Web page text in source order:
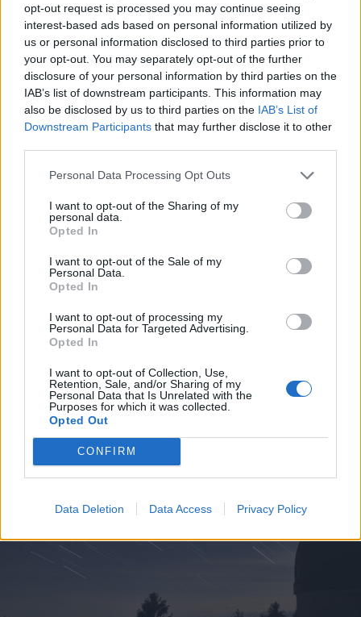
opt-out request is processed you may continue seeing
interest-based ads based on personal information utilized by
us or personal information disclosed to third parties prior to
your opt-out. You may separately opt-out of the further
disclosure of your personal information by third parties on the
IAB’s list of downstream participants. This information may
also be disclosed by us to third parties on the IAB’s List of
Downstream Participants that may further disclose it to other
Personal Data Processing Opt Outs
I want to opt-out of the Sharing of my
personal data.
Opted In
I want to opt-out of the Sale of my
Personal Data.
Opted In
I want to opt-out of processing my
Personal Data for Targeted Advertising.
Opted In
I want to opt-out of Collection, Use,
Retention, Sale, and/or Sharing of my
Personal Data that Is Unrelated with the
Purposes for which it was collected.
Opted Out
CONFIRM
Data Deletion Data Access Privacy Policy
Accedioregistratiper commentare questo
articolo.
L'email è richiesta ma non verrà mostrata ai visitatori. Il contenuto di questo
commento esprime il pensiero dell'autore e non rappresenta la linea editoriale
di VareseNews.it, che rimane autonoma e indipendente. I messaggi inclusi nei
commenti non sono testi giornalistici, ma post inviati dai singoli lettori che
possono essere automaticamente pubblicati senza filtro preventivo. I commenti
che includano uno o più link a siti esterni verranno rimossi in automatico dal
sistema.
ALTRE NOTIZIE DI LEGNANO